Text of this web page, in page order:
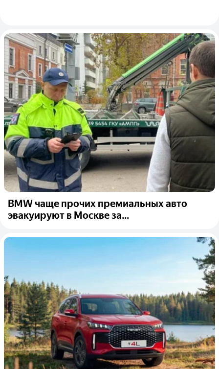
BMW чаще прочих премиальных авто
эвакуируют в Москве за...